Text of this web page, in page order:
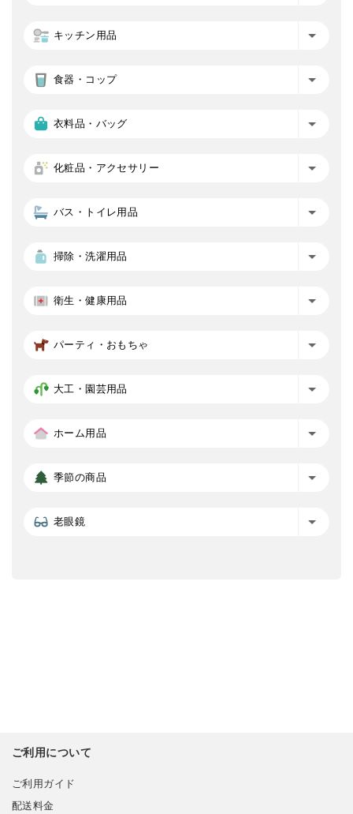
キッチン用品
食器・コップ
衣料品・バッグ
化粧品・アクセサリー
バス・トイレ用品
掃除・洗濯用品
衛生・健康用品
パーティ・おもちゃ
大工・園芸用品
ホーム用品
季節の商品
老眼鏡
ご利用について
ご利用ガイド
配送料金